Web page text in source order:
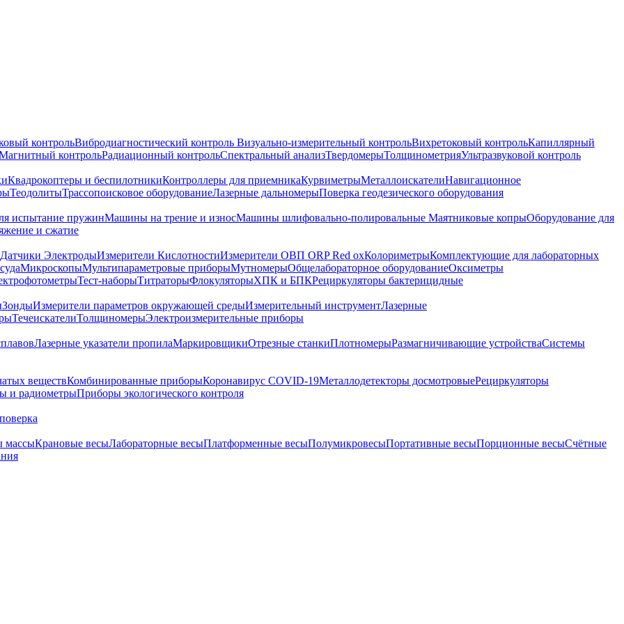
контрольВибродиагностический контроль Визуально-измерительный контрольВихретоковый контрольКапиллярный
контрольРадиационный контрольСпектральный анализТвердомерыТолщинометрияУльтразвуковой контроль
Квадрокоптеры и беспилотникиКонтроллеры для приемникаКурвиметрыМеталлоискателиНавигационное
ТеодолитыТрассопоисковое оборудованиеЛазерные дальномерыПоверка геодезического оборудования
испытание пружинМашины на трение и износМашины шлифовально-полировальные Маятниковые копрыОборудование для
и сжатие
Датчики ЭлектродыИзмерители КислотностиИзмерители ОВП ORP Red oxКолориметрыКомплектующие для лабораторных
МикроскопыМультипараметровые приборыМутномерыОбщелабораторное оборудованиеОксиметры
Тест-наборыТитраторыФлокуляторыХПК и БПКРециркуляторы бактерицидные
ЗондыИзмерители параметров окружающей средыИзмерительный инструментЛазерные
ТечеискателиТолщиномерыЭлектроизмерительные приборы
Лазерные указатели пропилаМаркировщикиОтрезные станкиПлотномерыРазмагничивающие устройстваСистемы
веществКомбинированные приборыКоронавирус COVID-19Металлодетекторы досмотровыеРециркуляторы
и радиометрыПриборы экологического контроля
массыКрановые весыЛабораторные весыПлатформенные весыПолумикровесыПортативные весыПорционные весыСчётные